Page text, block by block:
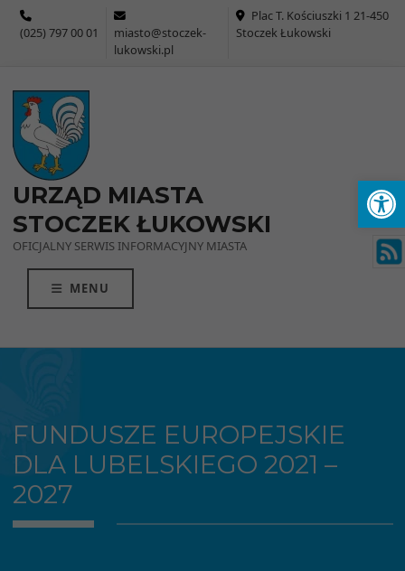
(025) 797 00 01
miasto@stoczek-
lukowski.pl
Plac T. Kościuszki 1 21-450
Stoczek Łukowski
URZĄD MIASTA
STOCZEK ŁUKOWSKI
OFICJALNY SERWIS INFORMACYJNY MIASTA
MENU
FUNDUSZE EUROPEJSKIE
DLA LUBELSKIEGO 2021 –
2027